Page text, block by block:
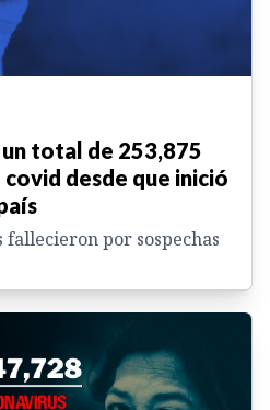
total de 253,875
desde que inició
fallecieron por sospechas